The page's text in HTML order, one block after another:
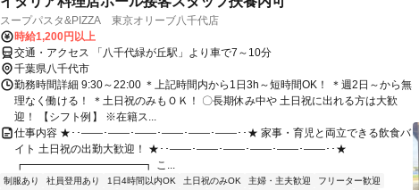
スープパスタ&PIZZA 東京オリーブ八千代店
時給1,200円以上
交通・アクセス 「八千代緑が丘駅」より車で7～10分
千葉県八千代市
勤務時間詳細 9:30～22:00 ＊上記時間内から1日3h～短時間OK！ ＊週2日～から無
理なく働ける！ ＊土日祝のみもＯＫ！ 〇長期休み中や 土日祝に出れる方は大歓
迎！ 【シフト例】 ※在籍ス...
仕事内容 ★･･――･――･――･――･――･――･･★ 家事・育児と両立できる飲食バ
イト 土日祝の出勤大歓迎！ ★･･――･――･――･――･――･――･･★
┏━━━━━━━━━━━┓ こ...
制服あり 社員登用あり 1日4時間以内OK 土日祝のみOK 主婦・主夫歓迎
フリーター歓迎